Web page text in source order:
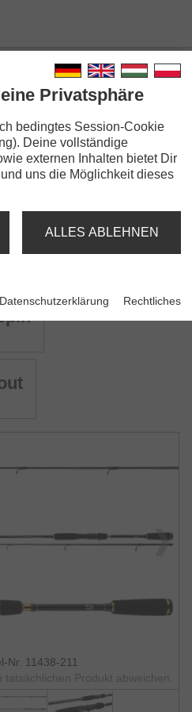
Nr. 11438-211
tatsächlichen Produkt abweichen.
Privatsphäre
bedingtes Session-Cookie
Deine vollständige
externen Inhalten bietet Dir
uns die Möglichkeit dieses
ALLES ABLEHNEN
Datenschutzerklärung Rechtliches